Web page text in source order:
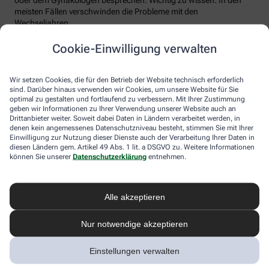
Cookie-Einwilligung verwalten
Wir setzen Cookies, die für den Betrieb der Website technisch erforderlich
sind. Darüber hinaus verwenden wir Cookies, um unsere Website für Sie
optimal zu gestalten und fortlaufend zu verbessern. Mit Ihrer Zustimmung
geben wir Informationen zu Ihrer Verwendung unserer Website auch an
Drittanbieter weiter. Soweit dabei Daten in Ländern verarbeitet werden, in
denen kein angemessenes Datenschutzniveau besteht, stimmen Sie mit Ihrer
Einwilligung zur Nutzung dieser Dienste auch der Verarbeitung Ihrer Daten in
diesen Ländern gem. Artikel 49 Abs. 1 lit. a DSGVO zu. Weitere Informationen
können Sie unserer Datenschutzerklärung entnehmen.
Alle akzeptieren
Nur notwendige akzeptieren
Einstellungen verwalten
meisten Fällen verschwinden die Probleme mit den
Wechseljahren.
Voraussetzung für eine erfolgreiche Behandlung ist allerdings
immer, dass die Endometriose auch als solche erkannt wird.
nehmen und ärztlich abklären lassen. Und sich auf keinen Fall
einreden lassen, sie seien normal.
Melden Sie sich hier an und sichern Sie
sich Ihren 10% Gutschein* für unsere
Apotheke